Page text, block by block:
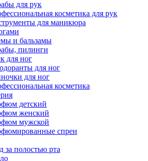
для рук
косметика для рук
для маникюра
и бальзамы
пилинги
для ног
для ног
для ног
косметика
детский
женский
мужской
спреи
за полостью рта